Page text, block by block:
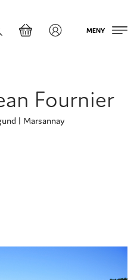
MENY
Fournier
| Marsannay